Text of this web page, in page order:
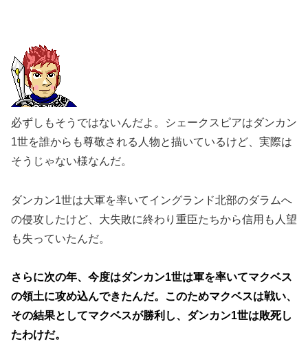
必ずしもそうではないんだよ。シェークスピアはダンカン
1世を誰からも尊敬される人物と描いているけど、実際は
そうじゃない様なんだ。
ダンカン1世は大軍を率いてイングランド北部のダラムへ
の侵攻したけど、大失敗に終わり重臣たちから信用も人望
も失っていたんだ。
さらに次の年、今度はダンカン1世は軍を率いてマクベス
の領土に攻め込んできたんだ。このためマクベスは戦い、
その結果としてマクベスが勝利し、ダンカン1世は敗死し
たわけだ。